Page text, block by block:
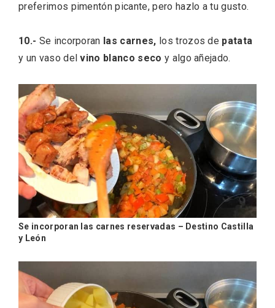
preferimos pimentón picante, pero hazlo a tu gusto.
10.- Se incorporan las carnes, los trozos de patata
y un vaso delvino blanco seco y algo añejado.
Se incorporan las carnes reservadas – Destino Castilla
y León
Paseo nocturno por Valladolid